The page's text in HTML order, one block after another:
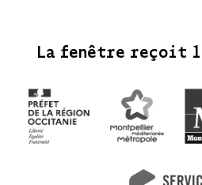
La fenêtre reçoit